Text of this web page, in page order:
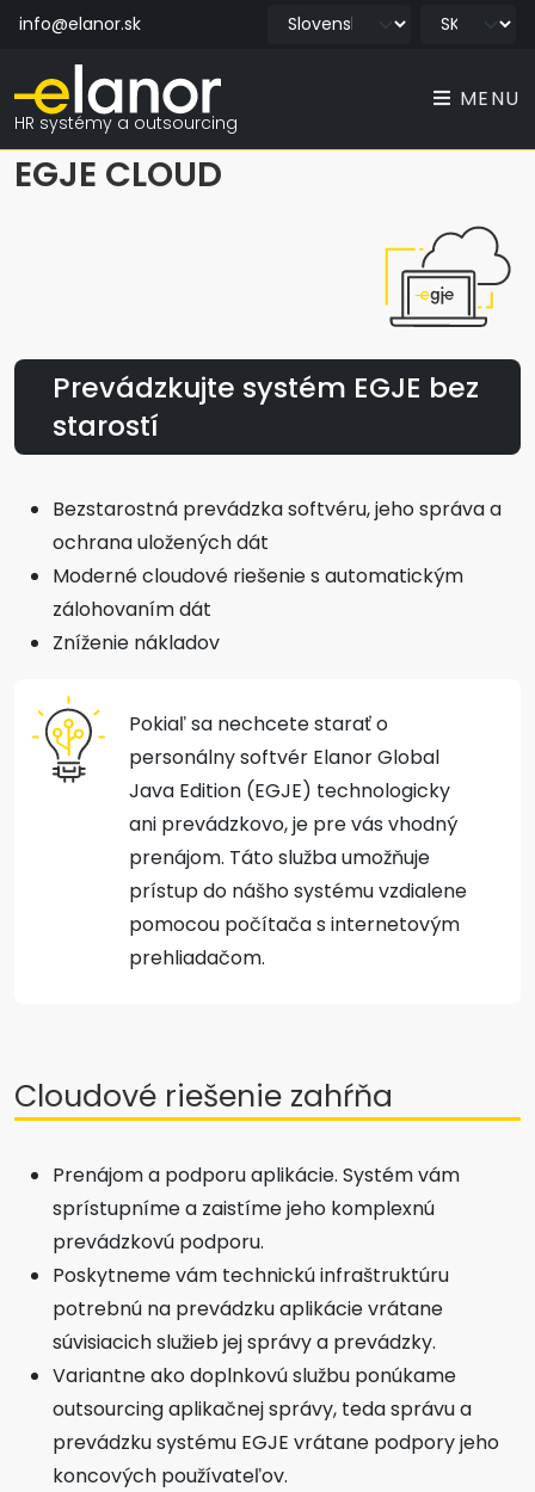
info@elanor.sk
HR systémy a outsourcing
MENU
EGJE CLOUD
Prevádzkujte systém EGJE bez
starostí
Bezstarostná prevádzka softvéru, jeho správa a
ochrana uložených dát
Moderné cloudové riešenie s automatickým
zálohovaním dát
Zníženie nákladov
Pokiaľ sa nechcete starať o
personálny softvér Elanor Global
Java Edition (EGJE) technologicky
ani prevádzkovo, je pre vás vhodný
prenájom. Táto služba umožňuje
prístup do nášho systému vzdialene
pomocou počítača s internetovým
prehliadačom.
Cloudové riešenie zahŕňa
Prenájom a podporu aplikácie. Systém vám
sprístupníme a zaistíme jeho komplexnú
prevádzkovú podporu.
Poskytneme vám technickú infraštruktúru
potrebnú na prevádzku aplikácie vrátane
súvisiacich služieb jej správy a prevádzky.
Variantne ako doplnkovú službu ponúkame
outsourcing aplikačnej správy, teda správu a
prevádzku systému EGJE vrátane podpory jeho
koncových používateľov.